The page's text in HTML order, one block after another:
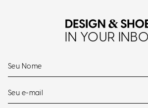
IN YOUR